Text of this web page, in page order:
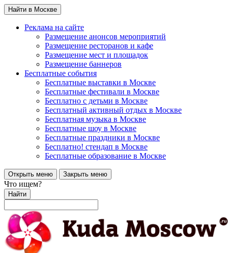
Найти в Москве
Реклама на сайте
Размещение анонсов мероприятий
Размещение ресторанов и кафе
Размещение мест и площадок
Размещение баннеров
Бесплатные события
Бесплатные выставки в Москве
Бесплатные фестивали в Москве
Бесплатно с детьми в Москве
Бесплатный активный отдых в Москве
Бесплатная музыка в Москве
Бесплатные шоу в Москве
Бесплатные праздники в Москве
Бесплатно! стендап в Москве
Бесплатные образование в Москве
Открыть меню Закрыть меню
Что ищем?
Найти